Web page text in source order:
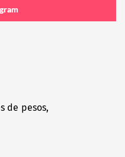
de pesos,